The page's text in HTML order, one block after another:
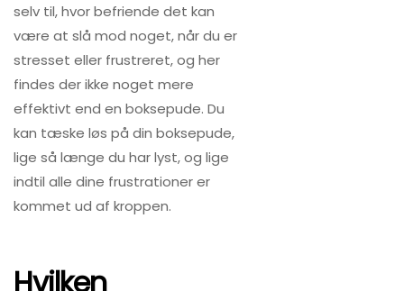
selv til, hvor befriende det kan
være at slå mod noget, når du er
stresset eller frustreret, og her
findes der ikke noget mere
effektivt end en boksepude. Du
kan tæske løs på din boksepude,
lige så længe du har lyst, og lige
indtil alle dine frustrationer er
kommet ud af kroppen.
Hvilken